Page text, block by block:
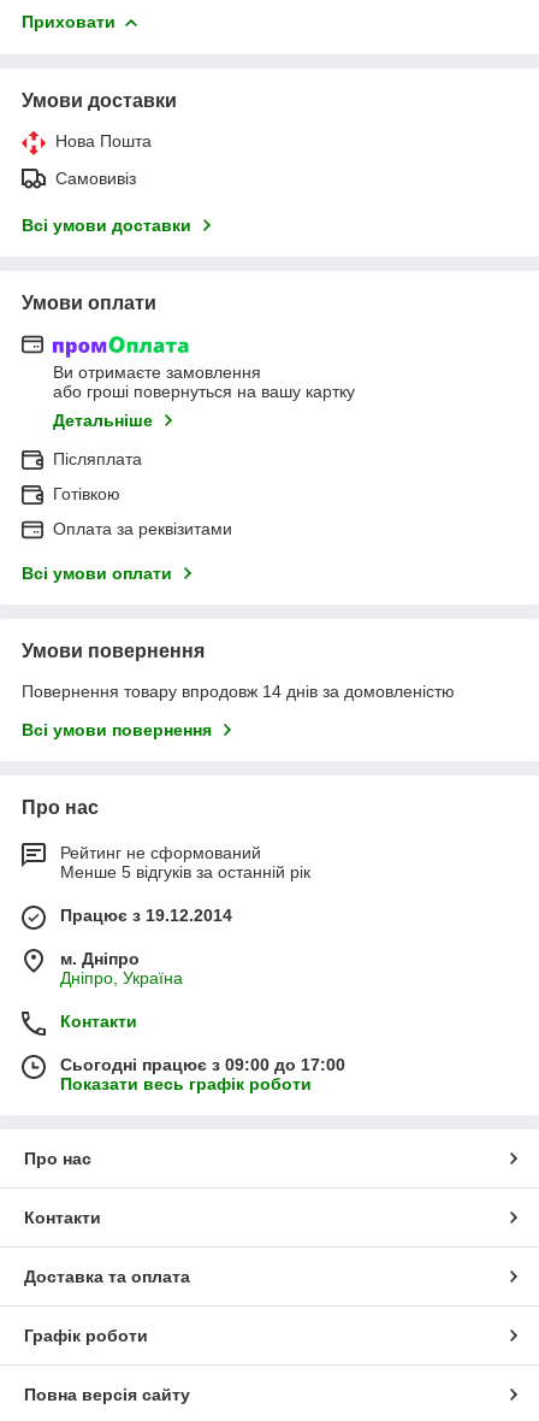
Приховати
Умови доставки
Нова Пошта
Самовивіз
Всі умови доставки
Умови оплати
Ви отримаєте замовлення
або гроші повернуться на вашу картку
Детальніше
Післяплата
Готівкою
Оплата за реквізитами
Всі умови оплати
Умови повернення
Повернення товару впродовж 14 днів за домовленістю
Всі умови повернення
Про нас
Рейтинг не сформований
Менше 5 відгуків за останній рік
Працює з 19.12.2014
м. Дніпро
Дніпро, Україна
Контакти
Сьогодні працює з 09:00 до 17:00
Показати весь графік роботи
Про нас
Контакти
Доставка та оплата
Графік роботи
Повна версія сайту